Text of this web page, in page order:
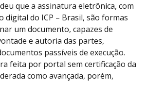
que a assinatura eletrônica, com
digital do ICP – Brasil, são formas
um documento, capazes de
e autoria das partes,
passíveis de execução.
feita por portal sem certificação da
como avançada, porém,